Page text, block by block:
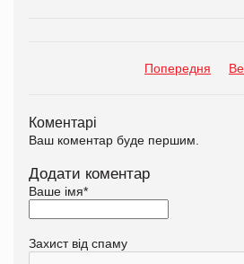
Попередня
Коментарі
Ваш коментар буде першим.
Додати коментар
Ваше імя*
Захист від спаму